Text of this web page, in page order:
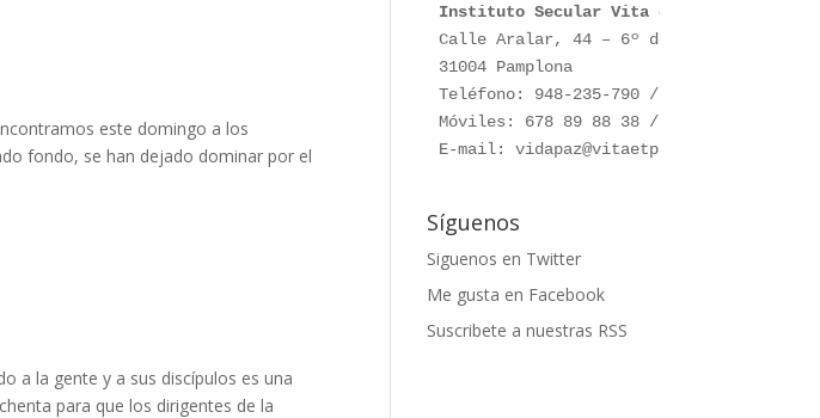
este domingo a los
fondo, se han dejado dominar por el
a la gente y a sus discípulos es una
para que los dirigentes de la
Instituto Secular Vita et Pax
Calle Aralar, 44 – 6º dcha.
31004 Pamplona
Teléfono: 948-235-790 / 948-230-787
Móviles: 678 89 88 38 / 660 76 91 28
E-mail: vidapaz@vitaetpax.org
Síguenos
Siguenos en Twitter
Me gusta en Facebook
Suscribete a nuestras RSS